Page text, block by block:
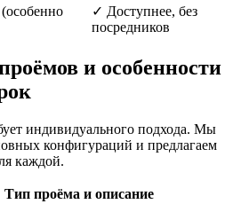
✓ Доступнее, без
посредников
и особенности
индивидуального подхода. Мы
конфигураций и предлагаем
каждой.
Тип проёма и описание